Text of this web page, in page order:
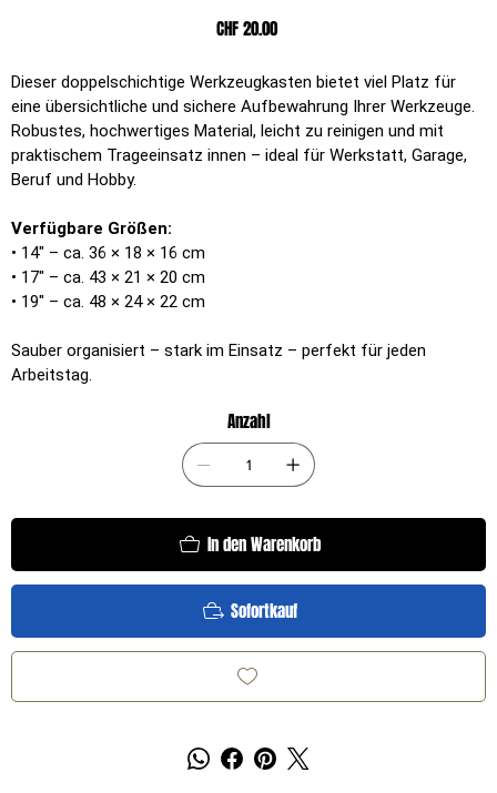
Preis
CHF 20.00
Dieser doppelschichtige Werkzeugkasten bietet viel Platz für
eine übersichtliche und sichere Aufbewahrung Ihrer Werkzeuge.
Robustes, hochwertiges Material, leicht zu reinigen und mit
praktischem Trageeinsatz innen – ideal für Werkstatt, Garage,
Beruf und Hobby.
Verfügbare Größen:
• 14" – ca. 36 × 18 × 16 cm
• 17" – ca. 43 × 21 × 20 cm
• 19" – ca. 48 × 24 × 22 cm
Sauber organisiert – stark im Einsatz – perfekt für jeden
Arbeitstag.
Anzahl
In den Warenkorb
Sofortkauf